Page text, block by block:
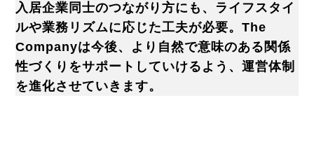
入居企業同士のつながり方にも、ライフスタイ
ルや業務リズムに応じた工夫が必要。The
Companyは今後、より自然で意味のある関係
性づくりをサポートしていけるよう、運営体制
を進化させていきます。